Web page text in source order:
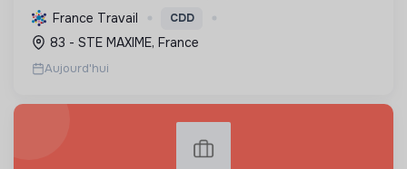
protection de l'environnement, pour une ville
durable et résiliente.
France Travail CDD
83 - STE MAXIME, France
Aujourd'hui